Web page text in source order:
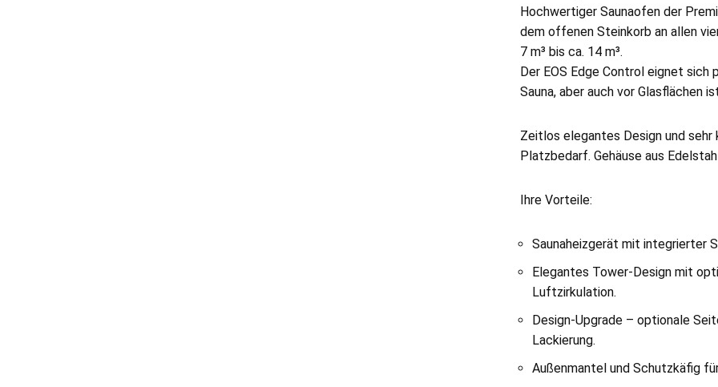
Hochwertiger Saunaofen der
dem offenen Steinkorb an allen
7 m³ bis ca. 14 m³.
Der EOS Edge Control eignet
Sauna, aber auch vor Glasflächen
Zeitlos elegantes Design und
Platzbedarf. Gehäuse aus
Ihre Vorteile:
Saunaheizgerät mit integrierter
Elegantes Tower-Design mit
Luftzirkulation.
Design-Upgrade – optionale
Lackierung.
Außenmantel und Schutzkäfig